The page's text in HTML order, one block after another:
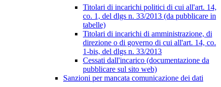
Titolari di incarichi politici di cui all'art. 14,
co. 1, del dlgs n. 33/2013 (da pubblicare in
tabelle)
Titolari di incarichi di amministrazione, di
direzione o di governo di cui all'art. 14, co.
1-bis, del dlgs n. 33/2013
Cessati dall'incarico (documentazione da
pubblicare sul sito web)
Sanzioni per mancata comunicazione dei dati